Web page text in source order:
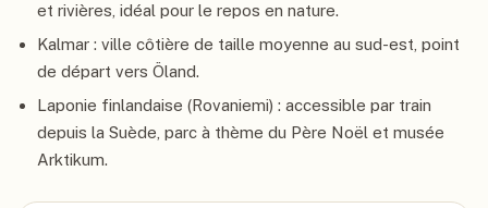
et rivières, idéal pour le repos en nature.
Kalmar : ville côtière de taille moyenne au sud-est, point
de départ vers Öland.
Laponie finlandaise (Rovaniemi) : accessible par train
depuis la Suède, parc à thème du Père Noël et musée
Arktikum.